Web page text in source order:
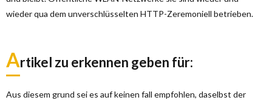
wieder qua dem unverschlüsselten HTTP-Zeremoniell betrieben.
Artikel zu erkennen geben für:
Aus diesem grund sei es auf keinen fall empfohlen, daselbst der